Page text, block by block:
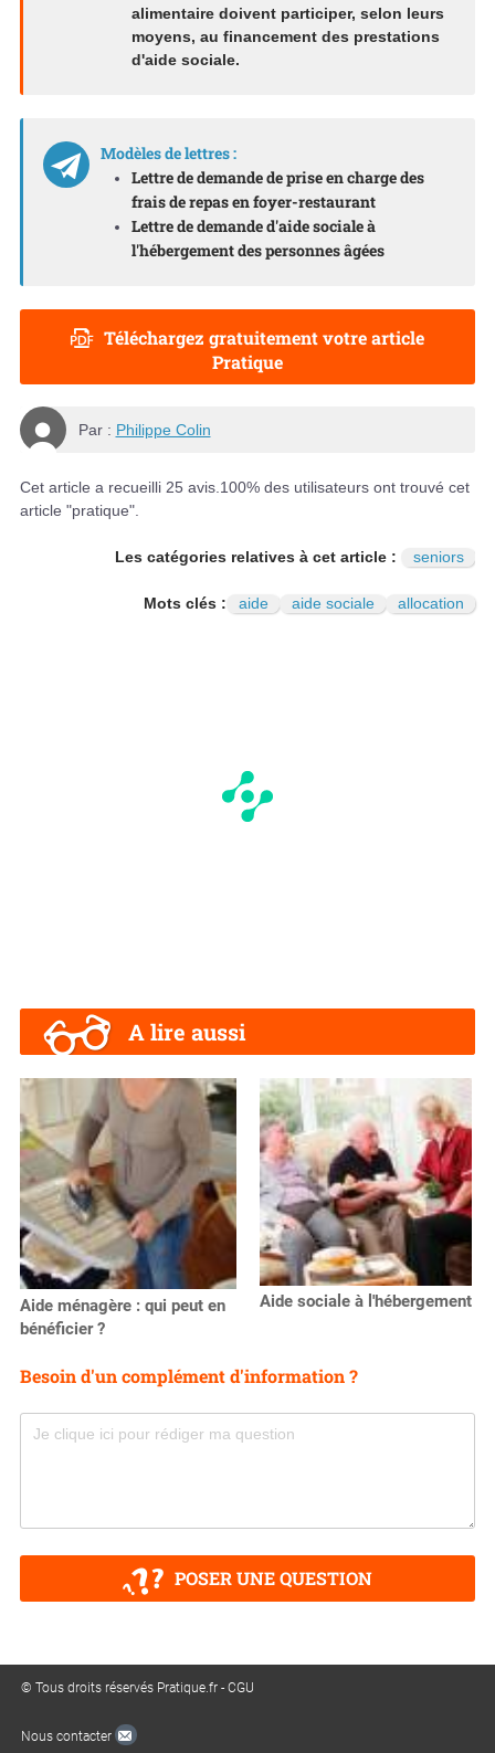
alimentaire doivent participer, selon leurs
moyens, au financement des prestations
d'aide sociale.
Modèles de lettres :
Lettre de demande de prise en charge des
frais de repas en foyer-restaurant
Lettre de demande d'aide sociale à
l'hébergement des personnes âgées
Téléchargez gratuitement votre article
Pratique
Par : Philippe Colin
Cet article a recueilli 25 avis. 100% des utilisateurs ont trouvé cet
article "pratique".
Les catégories relatives à cet article : seniors
Mots clés : aide aide sociale allocation
A lire aussi
Aide ménagère : qui peut en
bénéficier ?
Aide sociale à l'hébergement
Besoin d'un complément d'information ?
POSER UNE QUESTION
© Tous droits réservés Pratique.fr -CGU
Nous contacter